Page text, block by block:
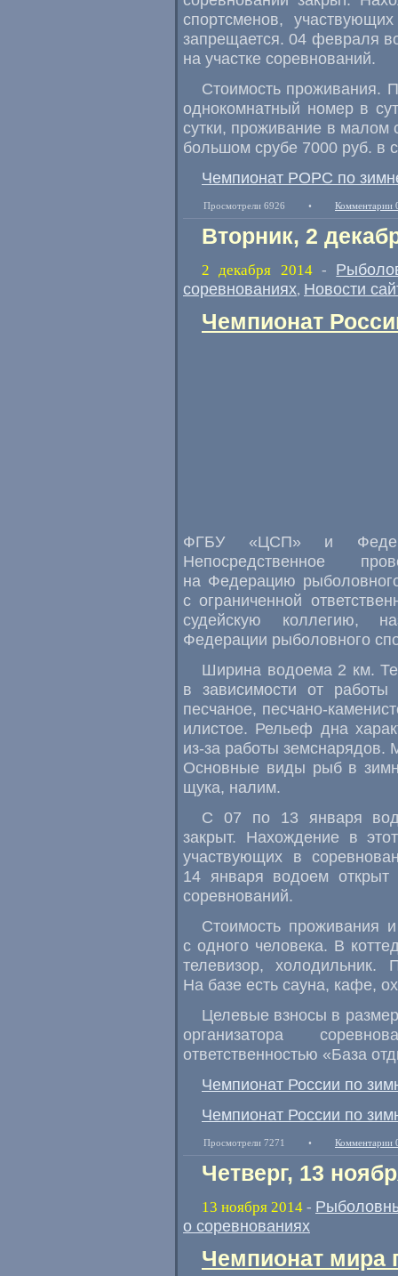
спортсменов,
запрещается. 04 февраля
на участке соревнований.
Стоимость проживания.
однокомнатный номер в
сутки, проживание в малом
большом срубе 7000 руб. в
Чемпионат РОРС по
Просмотрели 6926 • Комментарии
Вторник, 2
2 декабря 2014-
соревнованиях, Новости
Чемпионат
ФГБУ «ЦСП» и
Непосредственное
на Федерацию
с ограниченной
судейскую коллегию,
Федерации рыболовного
Ширина водоема 2 км.
в зависимости от
песчаное, песчано-
илистое. Рельеф дна
из-за работы земснарядов.
Основные виды рыб в
щука, налим.
С 07 по 13 января
закрыт. Нахождение в
участвующих в
14 января водоем открыт
соревнований.
Стоимость проживания
с одного человека. В
телевизор,
холодильник.
На базе есть сауна, кафе,
Целевые взносы в
организатора
ответственностью «База
Чемпионат России по
Чемпионат России по
Просмотрели 7271 • Комментарии
Четверг, 13
13 ноября 2014 -
о соревнованиях
Чемпионат мира